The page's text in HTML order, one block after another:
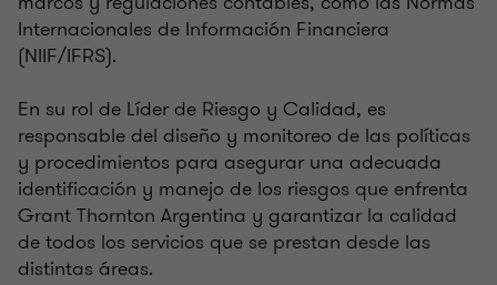
Internacionales de Información Financiera
(NIIF/IFRS).
En su rol de Líder de Riesgo y Calidad, es
responsable del diseño y monitoreo de las políticas
y procedimientos para asegurar una adecuada
identificación y manejo de los riesgos que enfrenta
Grant Thornton Argentina y garantizar la calidad
de todos los servicios que se prestan desde las
distintas áreas.